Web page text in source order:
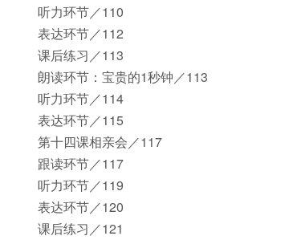
听力环节／110
表达环节／112
课后练习／113
朗读环节：宝贵的1秒钟／113
听力环节／114
表达环节／115
第十四课相亲会／117
跟读环节／117
听力环节／119
表达环节／120
课后练习／121